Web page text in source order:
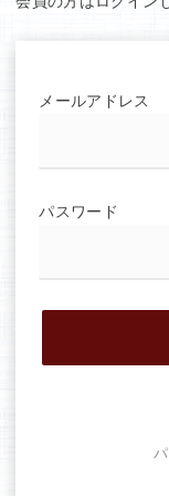
メールアドレス
パスワード